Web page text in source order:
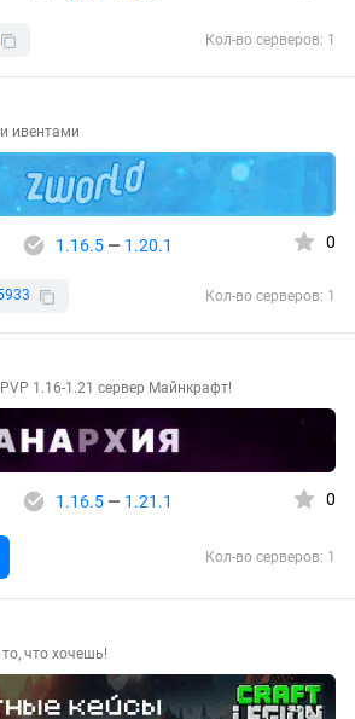
Кол-во серверов: 1
ивентами
1.16.5— 1.20.1 0
Кол-во серверов: 1
1.16-1.21 сервер Майнкрафт!
1.16.5— 1.21.1 0
Кол-во серверов: 1
что хочешь!